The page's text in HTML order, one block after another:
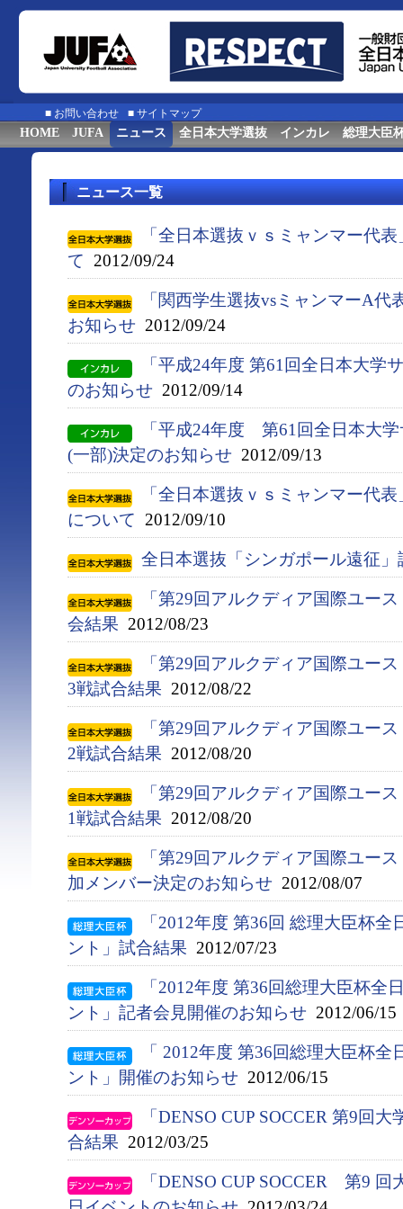
■ お問い合わせ ■ サイトマップ
HOME JUFA ニュース 全日本大学選抜 インカレ 総理大臣
ニュース一覧
「全日本選抜ｖｓミャンマー代
て 2012/09/24
「関西学生選抜vsミャンマーA
お知らせ 2012/09/24
「平成24年度 第61回全日本大学
のお知らせ 2012/09/14
「平成24年度 第61回全日本大
(一部)決定のお知らせ 2012/09/13
「全日本選抜ｖｓミャンマー代
について 2012/09/10
全日本選抜「シンガポール遠征」
「第29回アルクディア国際ユー
会結果 2012/08/23
「第29回アルクディア国際ユー
3戦試合結果 2012/08/22
「第29回アルクディア国際ユー
2戦試合結果 2012/08/20
「第29回アルクディア国際ユー
1戦試合結果 2012/08/20
「第29回アルクディア国際ユー
加メンバー決定のお知らせ 2012/08/07
「2012年度 第36回 総理大臣杯
ント」試合結果 2012/07/23
「2012年度 第36回総理大臣杯全
ント」記者会見開催のお知らせ 2012/06/15
「 2012年度 第36回総理大臣杯
ント」開催のお知らせ 2012/06/15
「DENSO CUP SOCCER 第9回
合結果 2012/03/25
「DENSO CUP SOCCER 第9